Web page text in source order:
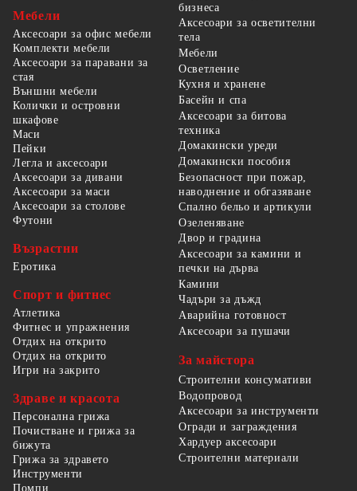
Мебели
Аксесоари за офис мебели
Комплекти мебели
Аксесоари за паравани за
стая
Външни мебели
Колички и островни
шкафове
Маси
Пейки
Легла и аксесоари
Аксесоари за дивани
Аксесоари за маси
Аксесоари за столове
Футони
Възрастни
Еротика
Спорт и фитнес
Атлетика
Фитнес и упражнения
Отдих на открито
Отдих на открито
Игри на закрито
Здраве и красота
Персонална грижа
Почистване и грижа за
бижута
Грижа за здравето
бизнеса
Аксесоари за осветителни
тела
Мебели
Осветление
Кухня и хранене
Басейн и спа
Аксесоари за битова
техника
Домакински уреди
Домакински пособия
Безопасност при пожар,
наводнение и обгазяване
Спално бельо и артикули
Озеленяване
Двор и градина
Аксесоари за камини и
печки на дърва
Камини
Чадъри за дъжд
Аварийна готовност
Аксесоари за пушачи
За майстора
Строителни консумативи
Водопровод
Аксесоари за инструменти
Огради и заграждения
Хардуер аксесоари
Строителни материали
Инструменти
Помпи